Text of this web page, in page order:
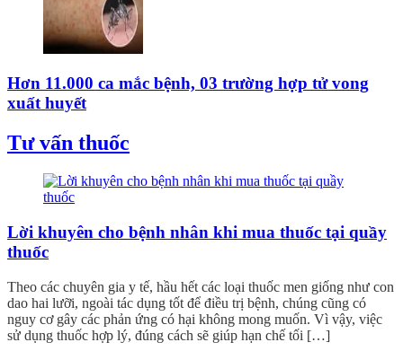
Hơn 11.000 ca mắc bệnh, 03 trường hợp tử vong
xuất huyết
Tư vấn thuốc
Lời khuyên cho bệnh nhân khi mua thuốc tại quầy
thuốc
Theo các chuyên gia y tế, hầu hết các loại thuốc men giống như con
dao hai lưỡi, ngoài tác dụng tốt để điều trị bệnh, chúng cũng có
nguy cơ gây các phản ứng có hại không mong muốn. Vì vậy, việc
sử dụng thuốc hợp lý, đúng cách sẽ giúp hạn chế tối […]